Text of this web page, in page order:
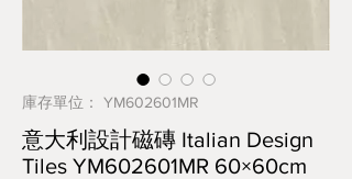
庫存單位： YM602601MR
意大利設計磁磚 Italian Design
Tiles YM602601MR 60×60cm